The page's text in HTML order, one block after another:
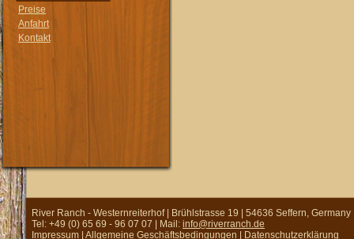
Preise
Anfahrt
Kontakt
River Ranch - Westernreiterhof | Brühlstrasse 19 | 54636 Seffern, Germany
Tel: +49 (0) 65 69 - 96 07 07 | Mail: info@riverranch.de
Impressum Allgemeine Geschäftsbedingungen Datenschutzerklärung